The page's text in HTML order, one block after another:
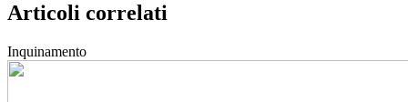
Articoli correlati
Inquinamento